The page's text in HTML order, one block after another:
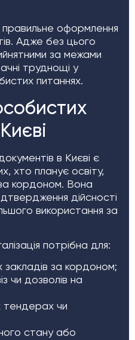
оформлення
Адже без цього
за межами
труднощі у
питаннях.
в Києві є
хто планує освіту,
кордоном. Вона
дійсності
використання за
потрібна для:
закладів за кордоном;
чи дозволів на
тендерах чи
стану або